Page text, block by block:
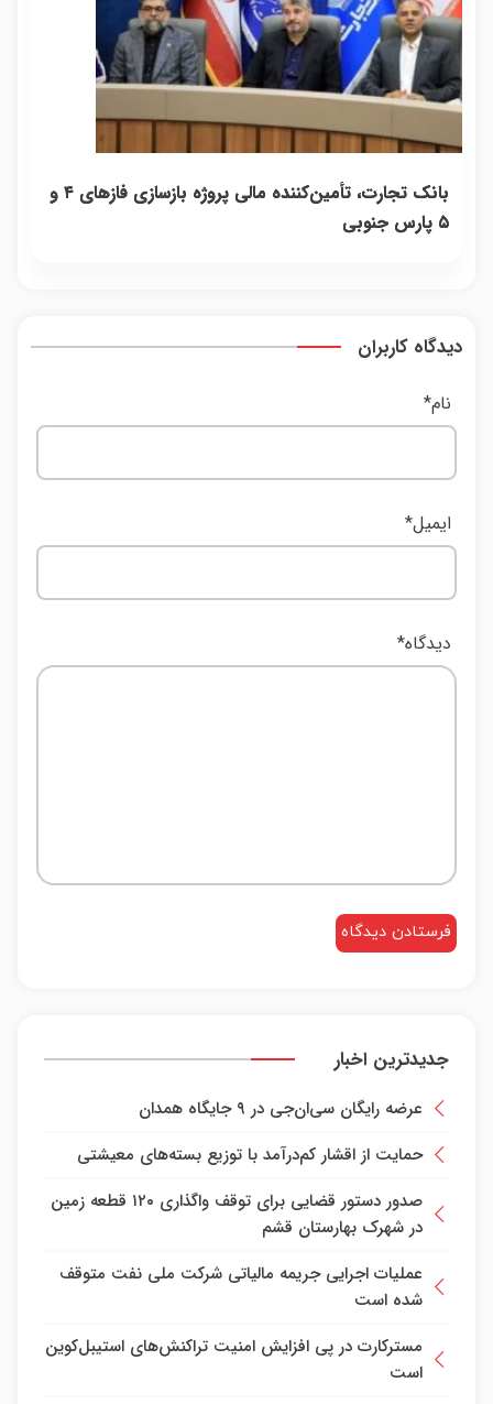
جدیدترین اخبار
عرضه رایگان سی‌ان‌جی در ۹ جایگاه همدان
حمایت از اقشار کم‌درآمد با توزیع بسته‌های معیشتی
صدور دستور قضایی برای توقف واگذاری ۱۲۰ قطعه زمین
در شهرک بهارستان قشم
عملیات اجرایی جریمه مالیاتی شرکت ملی نفت متوقف
شده است
مسترکارت در پی افزایش امنیت تراکنش‌های استیبل‌کوین
است
بانک تجارت، تأمین‌کننده مالی پروژه بازسازی فازهای ۴ و
۵ پارس جنوبی
دیدگاه کاربران
دیدگاه*
نام*
ایمیل*